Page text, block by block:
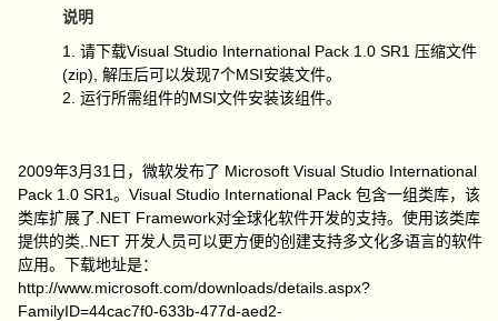
说明
1. 请下载Visual Studio International Pack 1.0 SR1 压缩文件
(zip), 解压后可以发现7个MSI安装文件。
2. 运行所需组件的MSI文件安装该组件。
2009年3月31日，微软发布了 Microsoft Visual Studio International
Pack 1.0 SR1。Visual Studio International Pack 包含一组类库，该
类库扩展了.NET Framework对全球化软件开发的支持。使用该类库
提供的类,.NET 开发人员可以更方便的创建支持多文化多语言的软件
应用。下载地址是：
http://www.microsoft.com/downloads/details.aspx?
FamilyID=44cac7f0-633b-477d-aed2-